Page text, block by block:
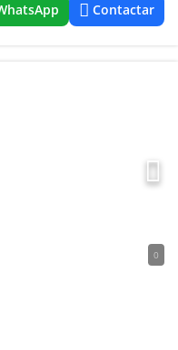
Contactar
0